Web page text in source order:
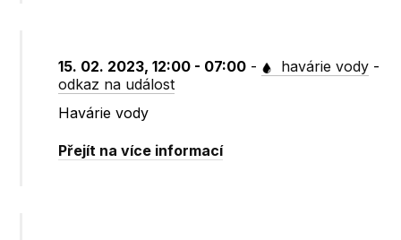
15. 02. 2023, 12:00 - 07:00 - havárie vody -
odkaz na událost
Havárie vody
Přejít na více informací